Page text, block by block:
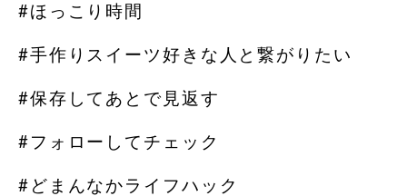
#ほっこり時間
#手作りスイーツ好きな人と繋がりたい
#保存してあとで見返す
#フォローしてチェック
#どまんなかライフハック